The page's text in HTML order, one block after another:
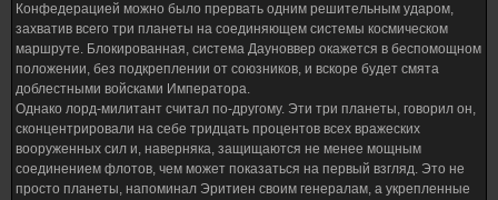
Конфедерацией можно было прервать одним решительным ударом,
захватив всего три планеты на соединяющем системы космическом
маршруте. Блокированная, система Дауноввер окажется в беспомощном
положении, без подкреплении от союзников, и вскоре будет смята
доблестными войсками Императора.
Однако лорд-милитант считал по-другому. Эти три планеты, говорил он,
сконцентрировали на себе тридцать процентов всех вражеских
вооруженных сил и, наверняка, защищаются не менее мощным
соединением флотов, чем может показаться на первый взгляд. Это не
просто планеты, напоминал Эритиен своим генералам, а укрепленные